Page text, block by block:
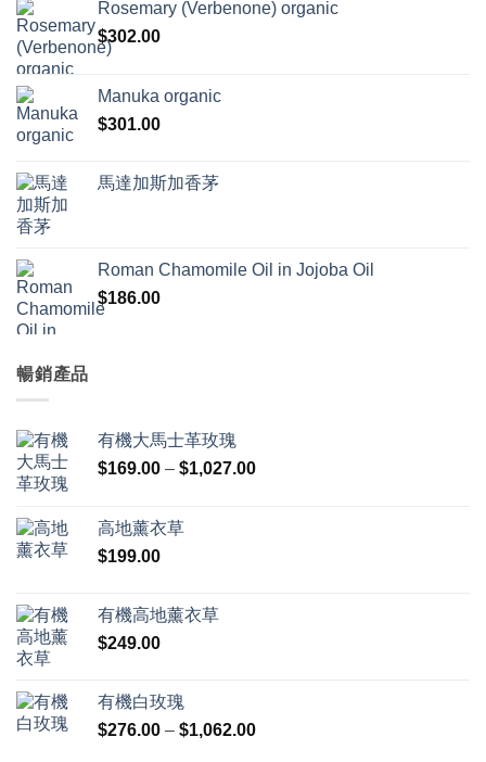
Rosemary (Verbenone) organic
$302.00
Manuka organic
$301.00
馬達加斯加香茅
Roman Chamomile Oil in Jojoba Oil
$186.00
暢銷產品
有機大馬士革玫瑰
$169.00 – $1,027.00價
高地薰衣草
$199.00
有機高地薰衣草
$249.00
有機白玫瑰
$276.00 – $1,062.00價